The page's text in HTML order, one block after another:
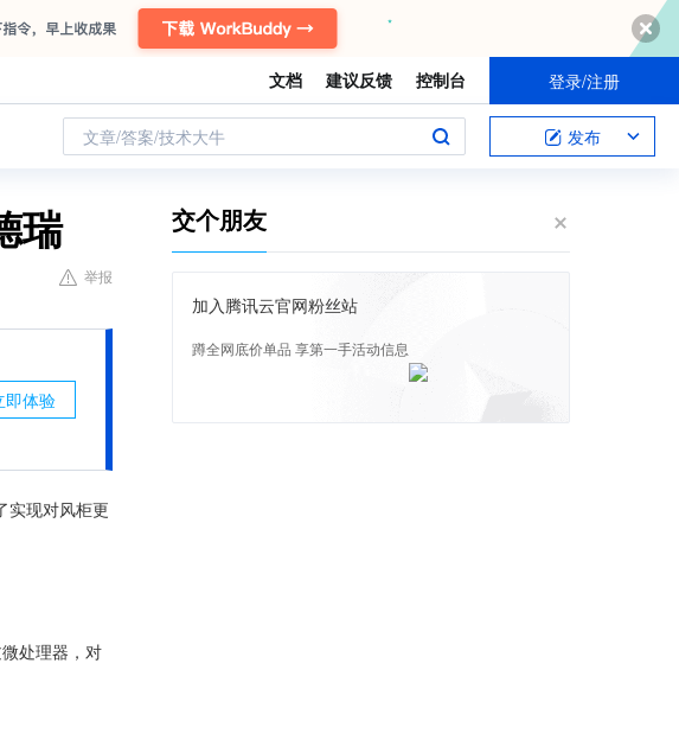
文档 建议反馈 控制台 登录/注册
文章/答案/技术大牛 发布
瑞
举报
即体验
实现对风柜更
处理器，对
交个朋友
加入腾讯云官网粉丝站
蹲全网底价单品 享第一手活动信息